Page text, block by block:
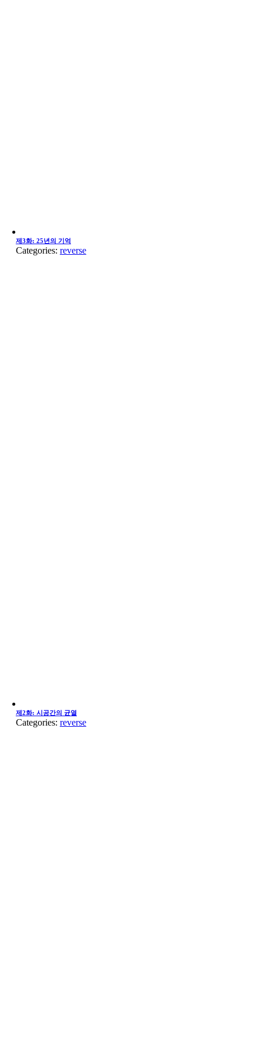
제3화: 25년의 기억
Categories: reverse
제2화: 시공간의 균열
Categories: reverse